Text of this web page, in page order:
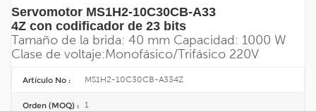
Servomotor MS1H2-10C30CB-A33
4Z con codificador de 23 bits
Tamaño de la brida: 40 mm Capacidad: 1000 W
Clase de voltaje:Monofásico/Trifásico 220V
Artículo No : MS1H2-10C30CB-A334Z
Orden (MOQ) : 1